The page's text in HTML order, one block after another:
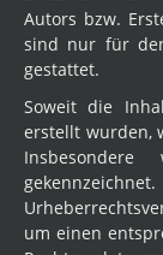
Autors bzw.
sind nur für
gestattet.
Soweit die
erstellt wurden,
um einen